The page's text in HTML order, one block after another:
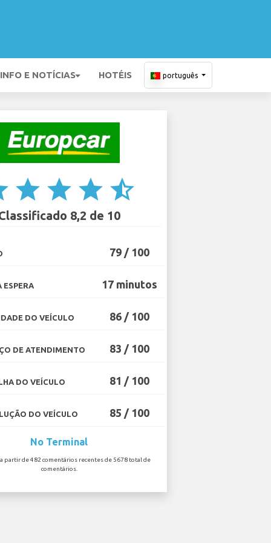
INFO E NOTÍCIAS HOTÉIS português
star star star star_half
8,2 de 10
79 / 100
ESPERA 17 minutos
DO VEÍCULO 86 / 100
DE ATENDIMENTO 83 / 100
DO VEÍCULO 81 / 100
DO VEÍCULO 85 / 100
No Terminal
partir de 482 comentários recentes de 5678 total de
comentários.